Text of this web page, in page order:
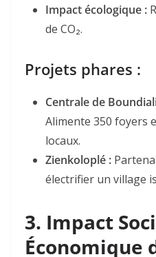
Impact écologique :
de CO₂.
Projets phares :
Centrale de
Alimente 350 foyers
locaux.
Zienkoloplé :
électrifier un village
3. Impact
Économique